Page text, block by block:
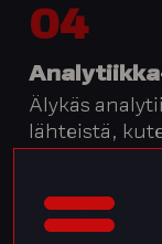
04
Älykäs
lähteistä,